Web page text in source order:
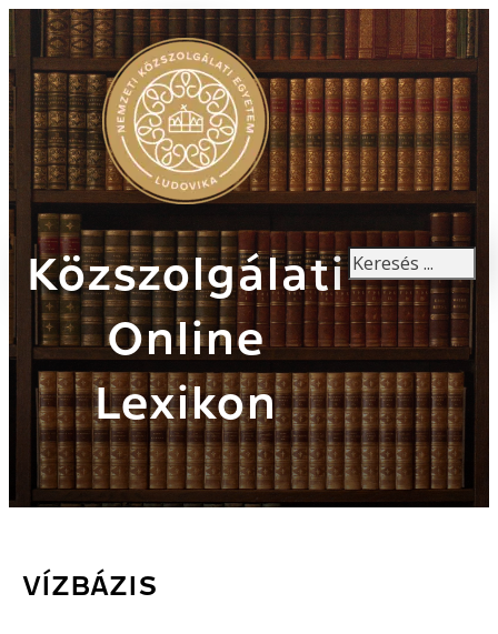
Közszolgálati
Online
Lexikon
Keresés
VÍZBÁZIS